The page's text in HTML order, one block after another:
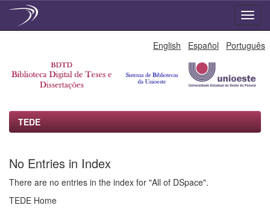
English Español Português
TEDE
No Entries in Index
There are no entries in the index for "All of DSpace".
TEDE Home